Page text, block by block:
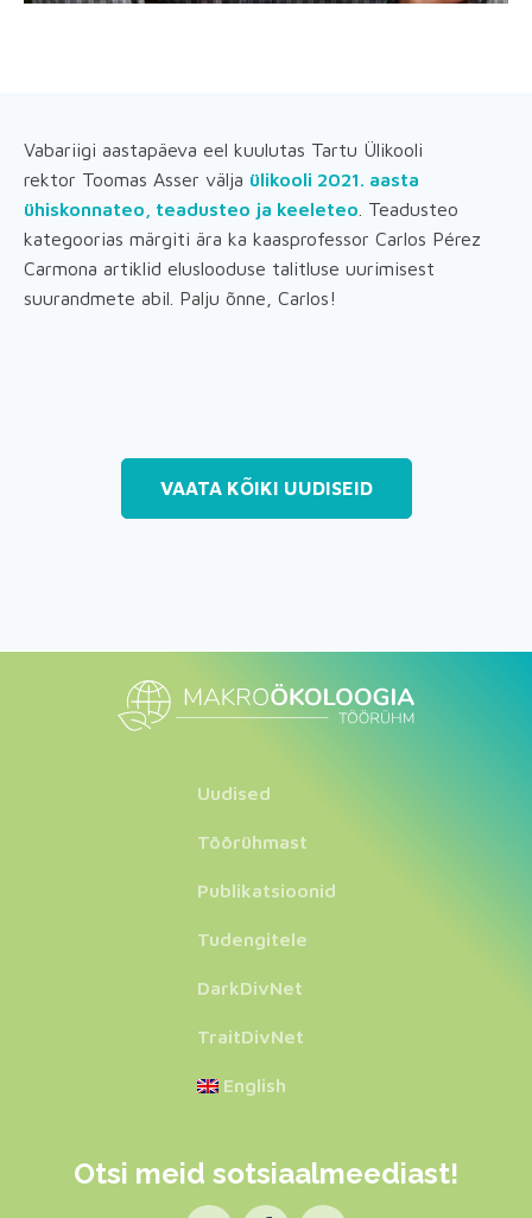
Vabariigi aastapäeva eel kuulutas Tartu Ülikooli
rektor Toomas Asser välja ülikooli 2021. aasta
ühiskonnateo, teadusteo ja keeleteo . Teadusteo
kategoorias märgiti ära ka kaasprofessor Carlos Pérez
Carmona artiklid eluslooduse talitluse uurimisest
suurandmete abil. Palju õnne, Carlos!
VAATA KÕIKI UUDISEID
Uudised
Töörühmast
Publikatsioonid
Tudengitele
DarkDivNet
TraitDivNet
English
Otsi meid sotsiaalmeediast!